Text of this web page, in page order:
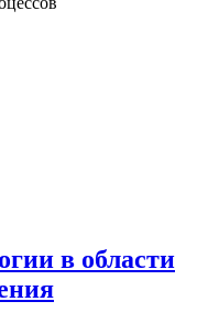
в области